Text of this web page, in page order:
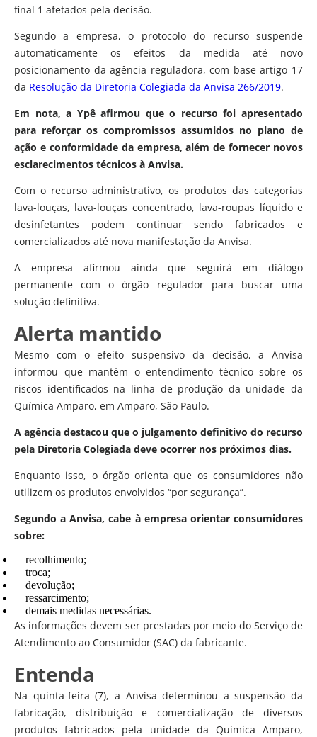
final 1 afetados pela decisão.
Segundo a empresa, o protocolo do recurso suspende
automaticamente os efeitos da medida até novo
posicionamento da agência reguladora, com base artigo 17
da Resolução da Diretoria Colegiada da Anvisa 266/2019.
Em nota, a Ypê afirmou que o recurso foi apresentado
para reforçar os compromissos assumidos no plano de
ação e conformidade da empresa, além de fornecer novos
esclarecimentos técnicos à Anvisa.
Com o recurso administrativo, os produtos das categorias
lava-louças, lava-louças concentrado, lava-roupas líquido e
desinfetantes podem continuar sendo fabricados e
comercializados até nova manifestação da Anvisa.
A empresa afirmou ainda que seguirá em diálogo
permanente com o órgão regulador para buscar uma
solução definitiva.
Alerta mantido
Mesmo com o efeito suspensivo da decisão, a Anvisa
informou que mantém o entendimento técnico sobre os
riscos identificados na linha de produção da unidade da
Química Amparo, em Amparo, São Paulo.
A agência destacou que o julgamento definitivo do recurso
pela Diretoria Colegiada deve ocorrer nos próximos dias.
Enquanto isso, o órgão orienta que os consumidores não
utilizem os produtos envolvidos “por segurança”.
Segundo a Anvisa, cabe à empresa orientar consumidores
sobre:
recolhimento;
troca;
devolução;
ressarcimento;
demais medidas necessárias.
As informações devem ser prestadas por meio do Serviço de
Atendimento ao Consumidor (SAC) da fabricante.
Entenda
Na quinta-feira (7), a Anvisa determinou a suspensão da
fabricação, distribuição e comercialização de diversos
produtos fabricados pela unidade da Química Amparo,